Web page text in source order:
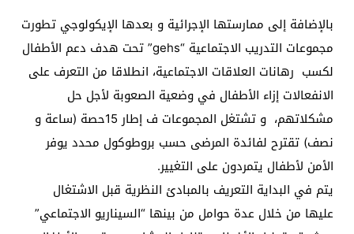
بالإضافة إلى ممارستها الإجرائية و بعدها الإيكولوجي تطورت
مجموعات التدريب الاجتماعية “gehs” تحت هدف دعم الأطفال
لكسب رهانات العلاقات الاجتماعية، انطلاقا من التعرف على
الانفعالات إزاء الأطفال في وضعية الصعوبة لأجل حل
مشكلاتهم، و تشتغل المجموعات ف إطار 15حصة (ساعة و
نصف) تقترح لفائدة المرضى حسب بروطوكول محدد يوفر
الأمن لأطفال يتمردون على التغيير.
يتم في البداية التعريف بالمبادئ النظرية قبل الاشتغال
عليها من خلال عدة حوامل من بينها “السيناريو الاجتماعي”